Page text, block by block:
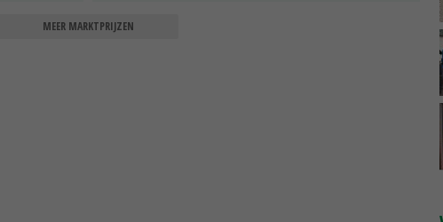
MEER MARKTPRIJZEN